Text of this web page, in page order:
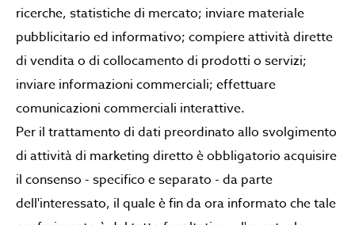
ricerche, statistiche di mercato; inviare materiale
pubblicitario ed informativo; compiere attività dirette
di vendita o di collocamento di prodotti o servizi;
inviare informazioni commerciali; effettuare
comunicazioni commerciali interattive.
Per il trattamento di dati preordinato allo svolgimento
di attività di marketing diretto è obbligatorio acquisire
il consenso - specifico e separato - da parte
dell'interessato, il quale è fin da ora informato che tale